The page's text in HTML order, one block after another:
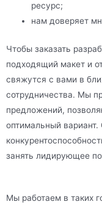
ресурс;
нам доверяет
Чтобы заказать
подходящий макет и
свяжутся с вами в
сотрудничества. Мы
предложений,
оптимальный
занять лидирующее
Мы работаем в таких